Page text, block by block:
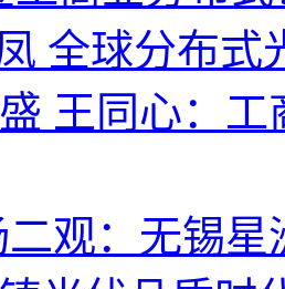
全球分布式
王同心：
二观：无锡